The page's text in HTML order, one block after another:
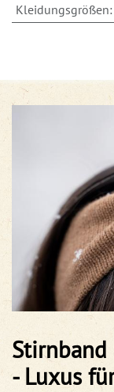
Kleidungsgrößen:
- Luxus